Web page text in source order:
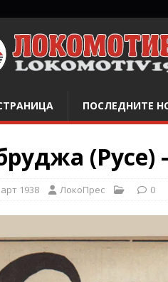
ПОСЛЕДНИТЕ
(Русе)
1938 ЛокоПрес 0